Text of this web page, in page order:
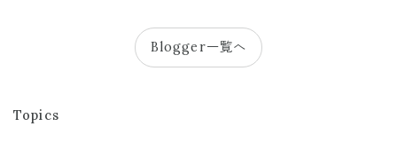
Blogger一覧へ
Topics